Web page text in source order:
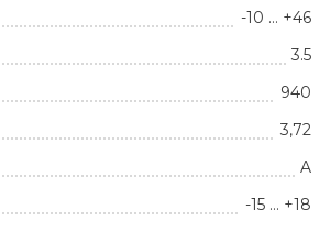
-10 … +46
3.5
940
3,72
A
-15 … +18